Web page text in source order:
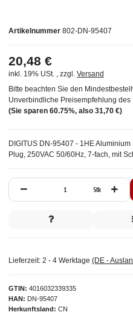
Artikelnummer 802-DN-95407
GTIN 4016032339335
HAN
DN-95407
Herkunftsland
CN
DIGITUS DN-95407 - 1HE
Plug, 250VAC 50/60Hz, 7-fach, mit
20,48 €
inkl. 19% USt. , zzgl. Versand
Bitte beachten Sie den
Unverbindliche Preisempfehlung des
(Sie sparen 60.75%, also 31,70 €)
Stk
Lieferzeit: 2 - 4 Werktage (DE -